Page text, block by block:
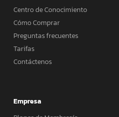
Centro de Conocimiento
Cómo Comprar
Preguntas frecuentes
Tarifas
Contáctenos
Empresa